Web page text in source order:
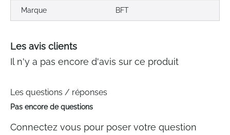
Marque BFT
Les avis clients
Il n'y a pas encore d'avis sur ce produit
Les questions / réponses
Pas encore de questions
Connectez vous pour poser votre question